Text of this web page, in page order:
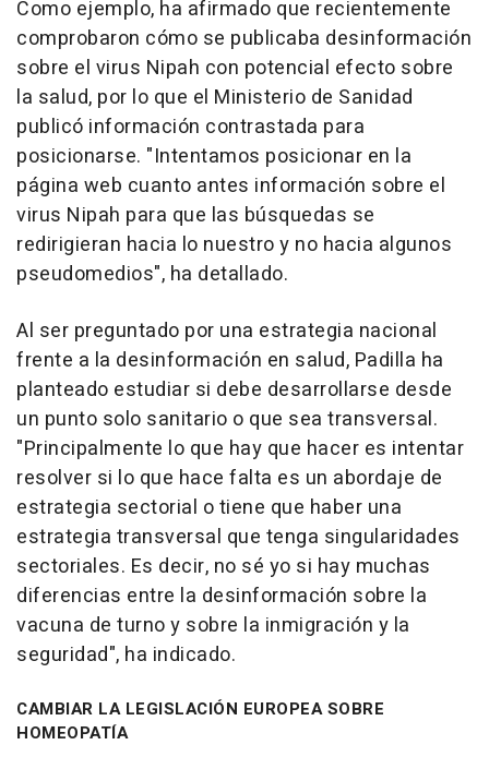
Como ejemplo, ha afirmado que recientemente
comprobaron cómo se publicaba desinformación
sobre el virus Nipah con potencial efecto sobre
la salud, por lo que el Ministerio de Sanidad
publicó información contrastada para
posicionarse. "Intentamos posicionar en la
página web cuanto antes información sobre el
virus Nipah para que las búsquedas se
redirigieran hacia lo nuestro y no hacia algunos
pseudomedios", ha detallado.
Al ser preguntado por una estrategia nacional
frente a la desinformación en salud, Padilla ha
planteado estudiar si debe desarrollarse desde
un punto solo sanitario o que sea transversal.
"Principalmente lo que hay que hacer es intentar
resolver si lo que hace falta es un abordaje de
estrategia sectorial o tiene que haber una
estrategia transversal que tenga singularidades
sectoriales. Es decir, no sé yo si hay muchas
diferencias entre la desinformación sobre la
vacuna de turno y sobre la inmigración y la
seguridad", ha indicado.
CAMBIAR LA LEGISLACIÓN EUROPEA SOBRE
HOMEOPATÍA